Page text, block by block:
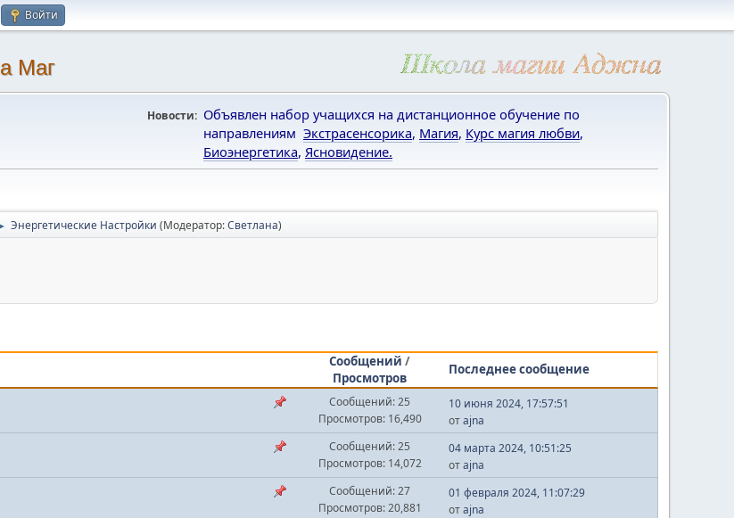
Войти
Маг
Новости: Объявлен набор учащихся на дистанционное обучение по
направлениям Экстрасенсорика, Магия, Курс магия любви,
Биоэнергетика, Ясновидение.
► Энергетические Настройки (Модератор:Светлана)
Сообщений /
Просмотров
Последнее сообщение
Сообщений: 25
Просмотров: 16,490
10 июня 2024, 17:57:51
отajna
Сообщений: 25
Просмотров: 14,072
04 марта 2024, 10:51:25
отajna
Сообщений: 27
Просмотров: 20,881
01 февраля 2024, 11:07:29
отajna